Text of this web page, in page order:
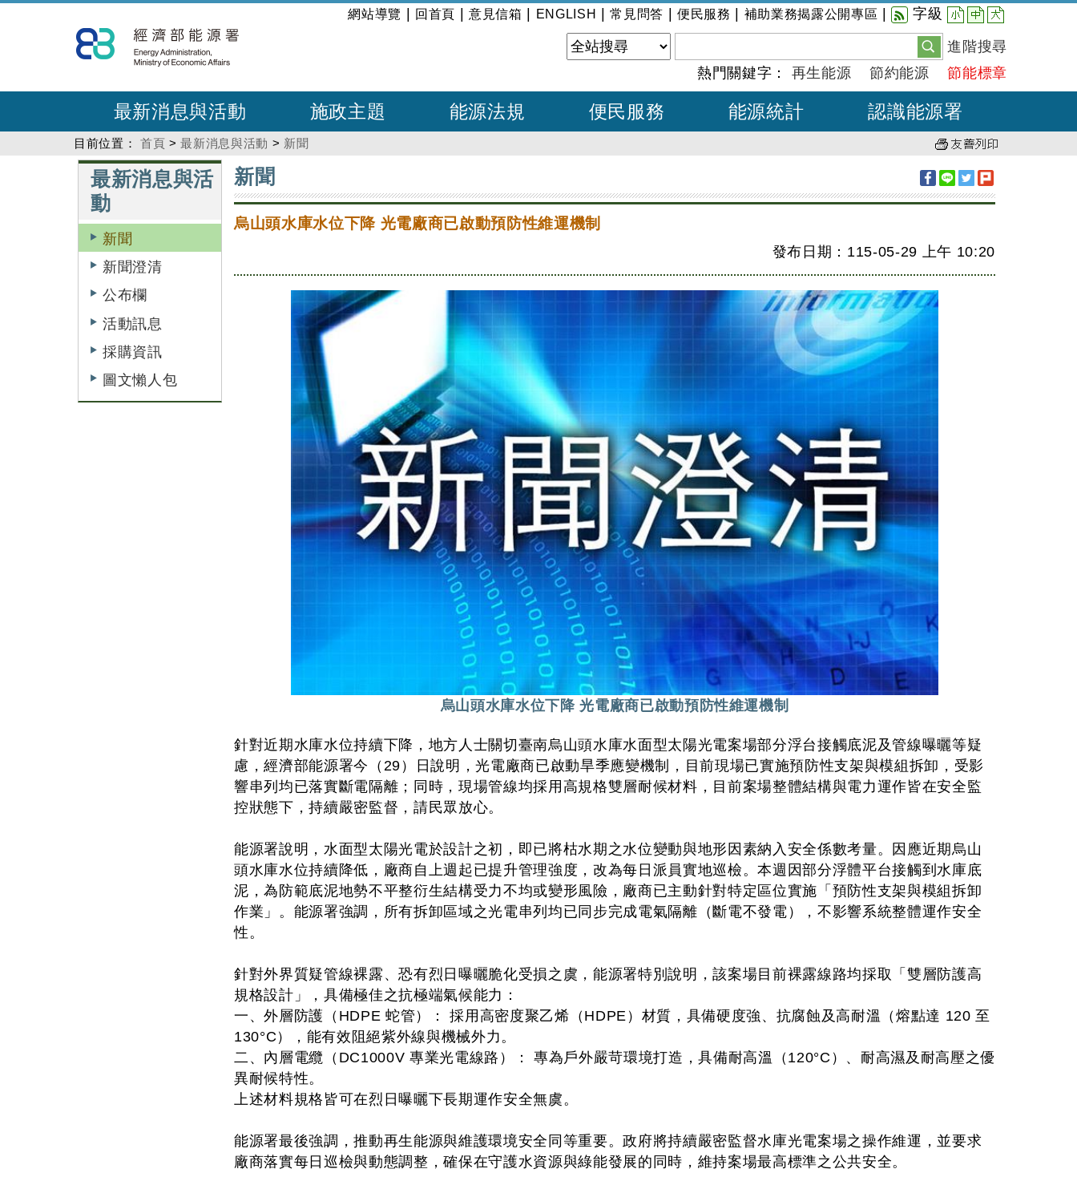
到
主
內
:::
網站導覽 回首頁 意見信箱 ENGLISH |常見問答 便民服務 補助業務揭露公開專區 字級 小 中 大
進階搜尋
熱門關鍵字： 再生能源 節約能源 節能標章
最新消息與活動 施政主題 能源法規 便民服務 能源統計 認識能源署
目前位置： 首頁 >最新消息與活動 > 新聞
最新消息與活
動
新聞
新聞澄清
公布欄
活動訊息
採購資訊
圖文懶人包
:::
新聞
烏山頭水庫水位下降 光電廠商已啟動預防性維運機制
發布日期：115-05-29 上午 10:20
烏山頭水庫水位下降 光電廠商已啟動預防性維運機制
針對近期水庫水位持續下降，地方人士關切臺南烏山頭水庫水面型太陽光電案場部分浮台接觸底泥及管線曝曬等疑
慮，經濟部能源署今（29）日說明，光電廠商已啟動旱季應變機制，目前現場已實施預防性支架與模組拆卸，受影
響串列均已落實斷電隔離；同時，現場管線均採用高規格雙層耐候材料，目前案場整體結構與電力運作皆在安全監
控狀態下，持續嚴密監督，請民眾放心。
能源署說明，水面型太陽光電於設計之初，即已將枯水期之水位變動與地形因素納入安全係數考量。因應近期烏山
頭水庫水位持續降低，廠商自上週起已提升管理強度，改為每日派員實地巡檢。本週因部分浮體平台接觸到水庫底
泥，為防範底泥地勢不平整衍生結構受力不均或變形風險，廠商已主動針對特定區位實施「預防性支架與模組拆卸
作業」。能源署強調，所有拆卸區域之光電串列均已同步完成電氣隔離（斷電不發電），不影響系統整體運作安全
性。
針對外界質疑管線裸露、恐有烈日曝曬脆化受損之虞，能源署特別說明，該案場目前裸露線路均採取「雙層防護高
規格設計」，具備極佳之抗極端氣候能力：
一、外層防護（HDPE 蛇管）： 採用高密度聚乙烯（HDPE）材質，具備硬度強、抗腐蝕及高耐溫（熔點達 120 至
130°C），能有效阻絕紫外線與機械外力。
二、內層電纜（DC1000V 專業光電線路）： 專為戶外嚴苛環境打造，具備耐高溫（120°C）、耐高濕及耐高壓之優
異耐候特性。
上述材料規格皆可在烈日曝曬下長期運作安全無虞。
能源署最後強調，推動再生能源與維護環境安全同等重要。政府將持續嚴密監督水庫光電案場之操作維運，並要求
廠商落實每日巡檢與動態調整，確保在守護水資源與綠能發展的同時，維持案場最高標準之公共安全。